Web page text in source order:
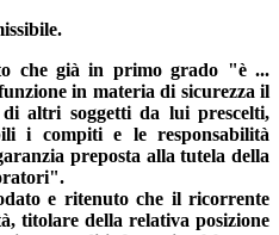
che già in primo grado "è ...
in materia di sicurezza il
altri soggetti da lui prescelti,
i compiti e le responsabilità
preposta alla tutela della
e ritenuto che il ricorrente
titolare della relativa posizione